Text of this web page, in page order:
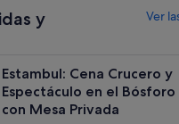
por
y
Ver
Estambul: Cena Crucero y
Espectáculo en el Bósforo
con Mesa Privada